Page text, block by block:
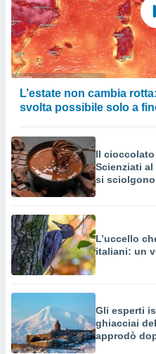
L’estate non cambia
svolta possibile solo a
Il cioccolato
Scienziati
si
L’uccello
italiani: un
Gli esperti
ghiacciai
approdò